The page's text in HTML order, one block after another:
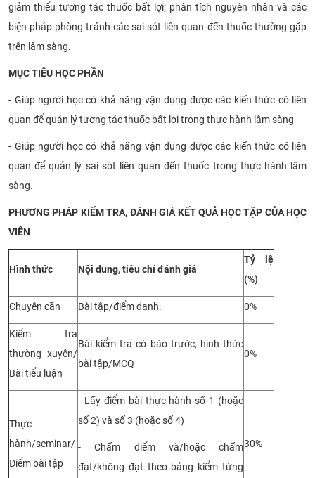
giảm thiểu tương tác thuốc bất lợi; phân tích nguyên nhân và các
biện pháp phòng tránh các sai sót liên quan đến thuốc thường gặp
trên lâm sàng.
MỤC TIÊU HỌC PHẦN
- Giúp người học có khả năng vận dụng được các kiến thức có liên
quan để quản lý tương tác thuốc bất lợi trong thực hành lâm sàng
- Giúp người học có khả năng vận dụng được các kiến thức có liên
quan để quản lý sai sót liên quan đến thuốc trong thực hành lâm
sàng.
PHƯƠNG PHÁP KIỂM TRA, ĐÁNH GIÁ KẾT QUẢ HỌC TẬP CỦA HỌC
VIÊN
Hình thức Nội dung, tiêu chí đánh giá
Tỷ lệ
(%)
Chuyên cần Bài tập/điểm danh. 0%
Kiểm tra
thường xuyên/
Bài tiểu luận
Bài kiểm tra có báo trước, hình thức
bài tập/MCQ
0%
Thực
hành/seminar/
Điểm bài tập
- Lấy điểm bài thực hành số 1 (hoặc
số 2) và số 3 (hoặc số 4)
- Chấm điểm và/hoặc chấm
đạt/không đạt theo bảng kiểm từng
30%